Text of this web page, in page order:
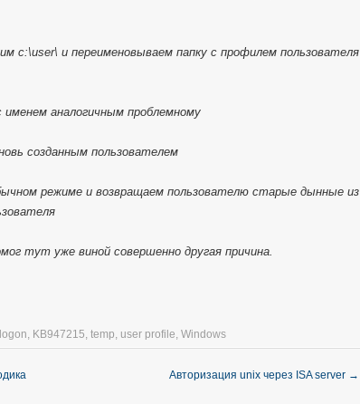
c:\user\ и переименовываем папку с профилем пользователя
именем аналогичным проблемному
созданным пользователем
режиме и возвращаем пользователю старые дынные из
тут уже виной совершенно другая причина.
, KB947215, temp, user profile, Windows
Авторизация unix через ISA server →